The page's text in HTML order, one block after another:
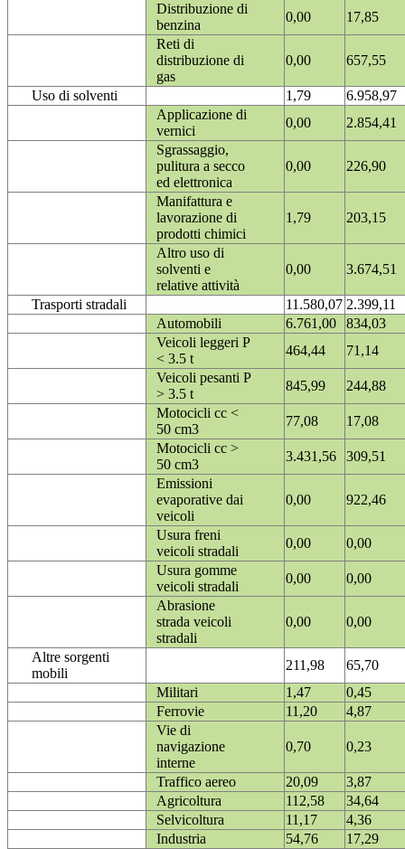
Distribuzione di
benzina
0,00
17,85
Reti di
distribuzione di
gas
0,00 657,55
Uso di solventi 1,79
6.958,97
Applicazione di
vernici
0,00
2.854,41
Sgrassaggio,
pulitura a secco
ed elettronica
0,00 226,90
Manifattura e
lavorazione di
prodotti chimici
1,79 203,15
Altro uso di
solventi e
relative attività
0,00 3.674,51
Trasporti stradali 11.580,07 2.399,11
Automobili
6.761,00
834,03
Veicoli leggeri P
< 3.5 t
464,44
71,14
Veicoli pesanti P
> 3.5 t
845,99
244,88
Motocicli cc <
50 cm3
77,08
17,08
Motocicli cc >
50 cm3
3.431,56
309,51
Emissioni
evaporative dai
veicoli
0,00 922,46
Usura freni
veicoli stradali
0,00
0,00
Usura gomme
veicoli stradali
0,00
0,00
Abrasione
strada veicoli
stradali
0,00 0,00
Altre sorgenti
mobili
211,98
65,70
Militari
1,47
0,45
Ferrovie
11,20
4,87
Vie di
navigazione
interne
0,70 0,23
Traffico aereo 20,09
3,87
Agricoltura
112,58
34,64
Selvicoltura
11,17
4,36
Industria
54,76
17,29